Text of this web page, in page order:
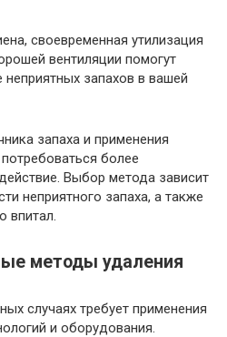
своевременная утилизация
вентиляции помогут
неприятных запахов в вашей
запаха и применения
более
Выбор метода зависит
неприятного запаха, а также
впитал.
методы удаления
случаях требует применения
и оборудования.